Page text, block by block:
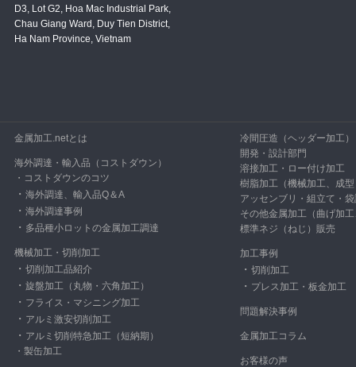
D3, Lot G2, Hoa Mac Industrial Park,
Chau Giang Ward, Duy Tien District,
Ha Nam Province, Vietnam
金属加工.netとは
海外調達・輸入品（コストダウン）
・ コストダウンのコツ
・ 海外調達、輸入品Q＆A
・ 海外調達事例
・ 多品種小ロットの金属加工調達
機械加工・切削加工
・ 切削加工品紹介
・ 旋盤加工（丸物・六角加工）
・ フライス・マシニング加工
・ アルミ激安切削加工
・ アルミ切削特急加工（短納期）
・ 製缶加工
冷間圧造（ヘッダー加工）
開発・設計部門
溶接加工・ロー付け加工
樹脂加工（機械加工、成
アッセンブリ・組立て・
その他金属加工（曲げ加
標準ネジ（ねじ）販売
加工事例
・ 切削加工
・ プレス加工・ 板金加工
問題解決事例
金属加工コラム
お客様の声